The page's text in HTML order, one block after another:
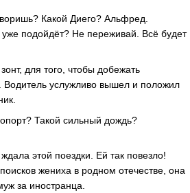
Какой Диего? Альфред.
уже подойдёт? Не переживай. Всё будет
для того, чтобы добежать
Водитель услужливо вышел и положил
Такой сильный дождь?
этой поездки. Ей так повезло!
жениха в родном отечестве, она
за иностранца.